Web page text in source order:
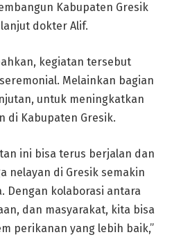
Kabupaten Gresik
dokter Alif.
kegiatan tersebut
Melainkan bagian
untuk meningkatkan
di Kabupaten Gresik.
ini bisa terus berjalan dan
nelayan di Gresik semakin
Dengan kolaborasi antara
dan masyarakat, kita bisa
perikanan yang lebih baik,”